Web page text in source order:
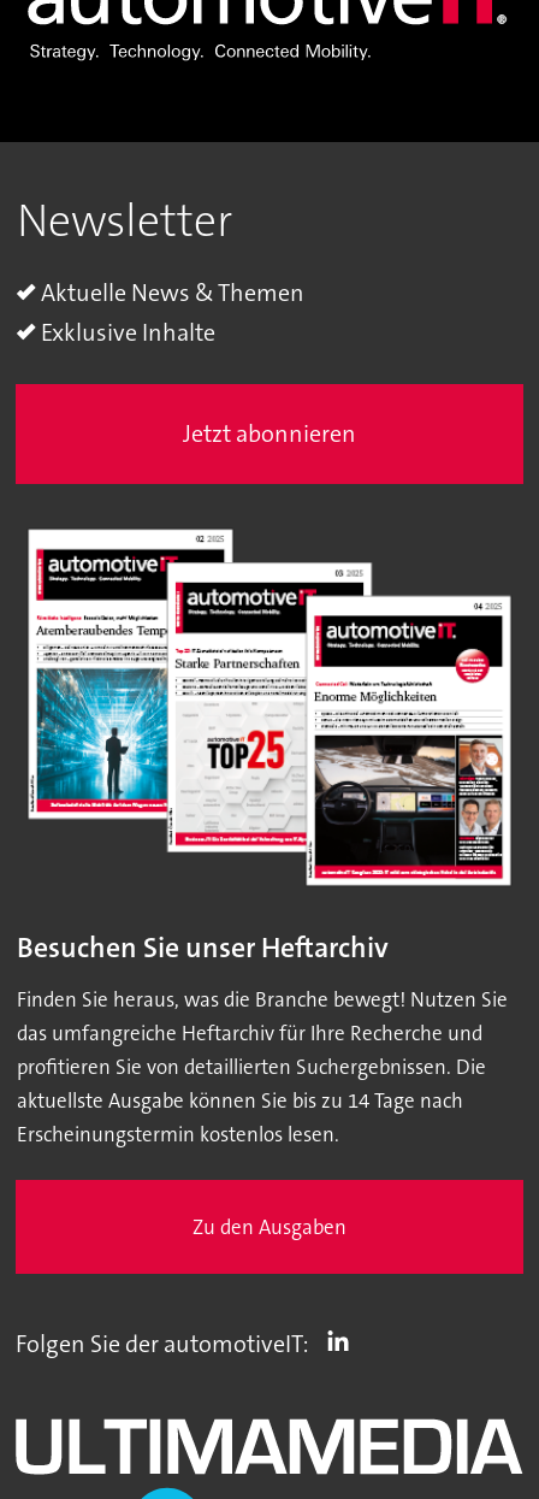
Newsletter
Aktuelle News & Themen
Exklusive Inhalte
Jetzt abonnieren
Besuchen Sie unser Heftarchiv
Finden Sie heraus, was die Branche bewegt! Nutzen Sie
das umfangreiche Heftarchiv für Ihre Recherche und
profitieren Sie von detaillierten Suchergebnissen. Die
aktuellste Ausgabe können Sie bis zu 14 Tage nach
Erscheinungstermin kostenlos lesen.
Zu den Ausgaben
Folgen Sie der automotiveIT: